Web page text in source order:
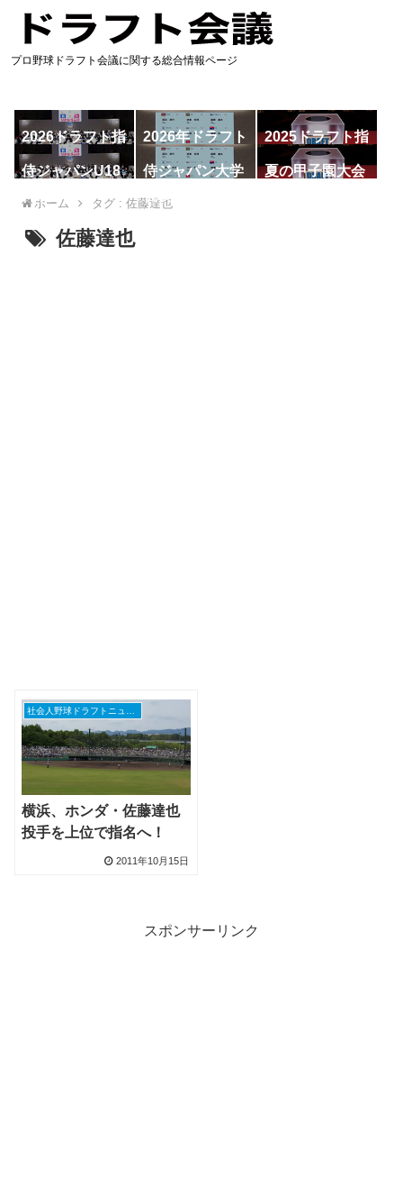
プロ野球ドラフト会議に関する総合情報ページ
2026ドラフト指
名予想
2026年ドラフト
候補
2025ドラフト指
名一覧
侍ジャパンU18
代表
侍ジャパン大学
代表
夏の甲子園大会
ホーム タグ : 佐藤達也
佐藤達也
横浜、ホンダ・佐藤達也
投手を上位で指名へ！
2011年10月15日
スポンサーリンク